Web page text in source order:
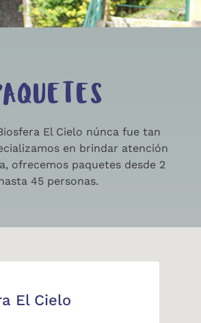
El Cielo núnca fue tan
en brindar atención
ofrecemos paquetes desde 2
45 personas.
El Cielo